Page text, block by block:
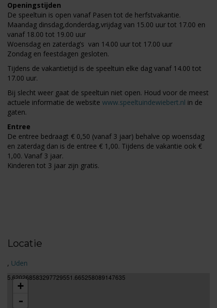
Openingstijden
De speeltuin is open vanaf Pasen tot de herfstvakantie.
Maandag dinsdag,donderdag,vrijdag van 15.00 uur tot 17.00 en
vanaf 18.00 tot 19.00 uur
Woensdag en zaterdag’s van 14.00 uur tot 17.00 uur
Zondag en feestdagen gesloten.
Tijdens de vakantietijd is de speeltuin elke dag vanaf 14.00 tot
17.00 uur.
Bij slecht weer gaat de speeltuin niet open. Houd voor de meest
actuele informatie de website www.speeltuindewiebert.nl in de
gaten.
Entree
De entree bedraagt € 0,50 (vanaf 3 jaar) behalve op woensdag
en zaterdag dan is de entree € 1,00. Tijdens de vakantie ook €
1,00. Vanaf 3 jaar.
Kinderen tot 3 jaar zijn gratis.
Locatie
, Uden
5.620268583297729551.665258089147635
+
-